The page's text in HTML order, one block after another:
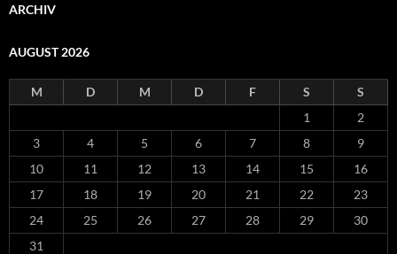
ARCHIV
AUGUST 2026
M D M D F S
S
1
2
3
4 5 6 7 8
9
10
11 12 13 14 15
16
17
18 19 20 21 22
23
24
25 26 27 28 29
30
31